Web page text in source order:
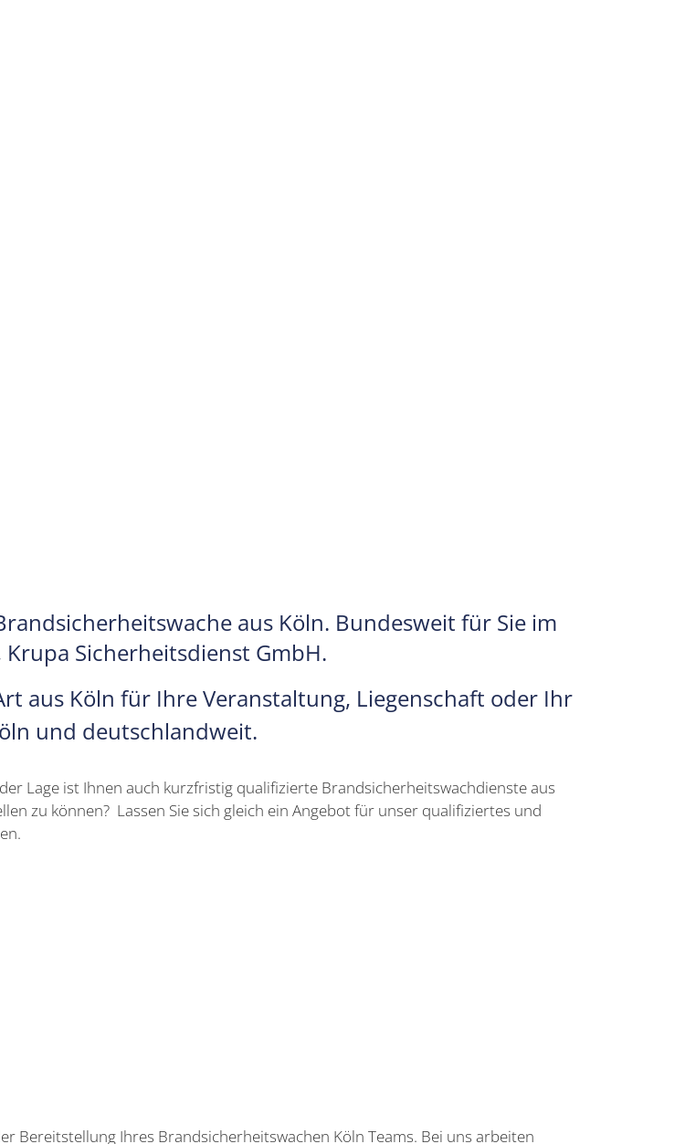
aus Köln. Bundesweit für Sie im
Sicherheitsdienst GmbH.
aus Köln für Ihre Veranstaltung, Liegenschaft oder Ihr
und deutschlandweit.
Lage ist Ihnen auch kurzfristig qualifizierte Brandsicherheitswachdienste aus
zu können? Lassen Sie sich gleich ein Angebot für unser qualifiziertes und
Bereitstellung Ihres Brandsicherheitswachen Köln Teams. Bei uns arbeiten